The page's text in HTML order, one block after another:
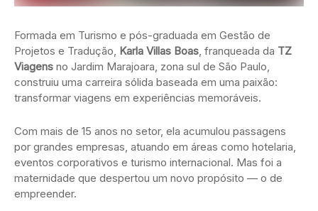
Formada em Turismo e pós-graduada em Gestão de
Projetos e Tradução, Karla Villas Boas, franqueada da TZ
Viagens no Jardim Marajoara, zona sul de São Paulo,
construiu uma carreira sólida baseada em uma paixão:
transformar viagens em experiências memoráveis.
Com mais de 15 anos no setor, ela acumulou passagens
por grandes empresas, atuando em áreas como hotelaria,
eventos corporativos e turismo internacional. Mas foi a
maternidade que despertou um novo propósito — o de
empreender.